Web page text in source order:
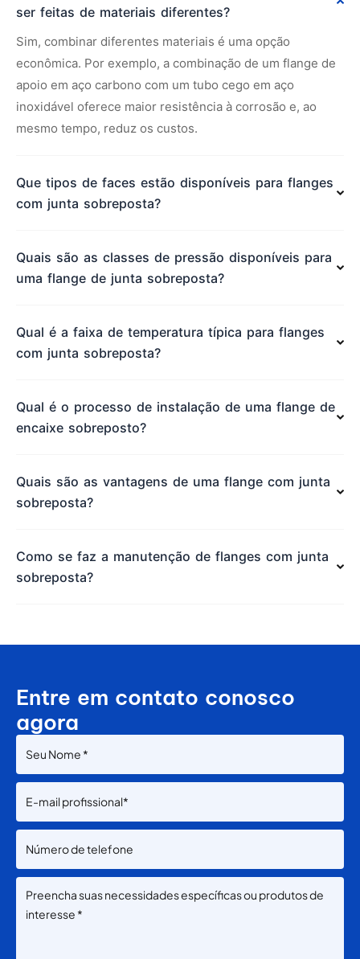
Entre em contato conosco
agora
ser feitas de materiais diferentes?
Sim, combinar diferentes materiais é uma opção
econômica. Por exemplo, a combinação de um flange de
apoio em aço carbono com um tubo cego em aço
inoxidável oferece maior resistência à corrosão e, ao
mesmo tempo, reduz os custos.
Que tipos de faces estão disponíveis para flanges
com junta sobreposta?
Quais são as classes de pressão disponíveis para
uma flange de junta sobreposta?
Qual é a faixa de temperatura típica para flanges
com junta sobreposta?
Qual é o processo de instalação de uma flange de
encaixe sobreposto?
Quais são as vantagens de uma flange com junta
sobreposta?
Como se faz a manutenção de flanges com junta
sobreposta?